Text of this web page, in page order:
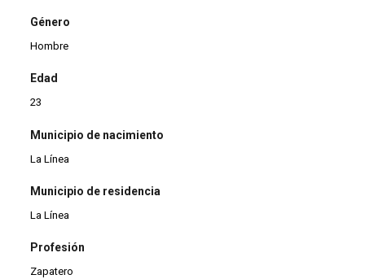
Género
Hombre
Edad
23
Municipio de nacimiento
La Línea
Municipio de residencia
La Línea
Profesión
Zapatero